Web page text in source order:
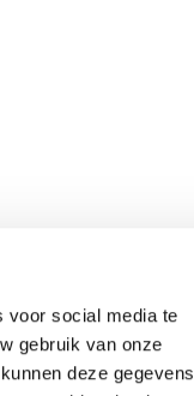
voor social media te
gebruik van onze
deze gegevens